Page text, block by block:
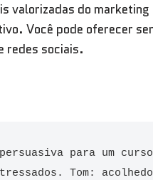
valorizadas do
Você pode oferecer
redes sociais.
para um
Tom: